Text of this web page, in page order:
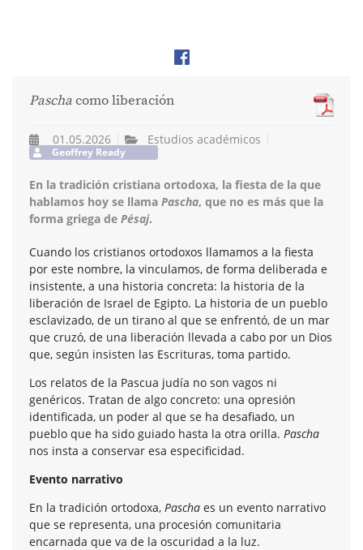
Paschacomo liberación
01.05.2026 Estudios académicos
Geoffrey Ready
En la tradición cristiana ortodoxa, la fiesta de la que
hablamos hoy se llama Pascha, que no es más que la
forma griega de Pésaj.
Cuando los cristianos ortodoxos llamamos a la fiesta
por este nombre, la vinculamos, de forma deliberada e
insistente, a una historia concreta: la historia de la
liberación de Israel de Egipto. La historia de un pueblo
esclavizado, de un tirano al que se enfrentó, de un mar
que cruzó, de una liberación llevada a cabo por un Dios
que, según insisten las Escrituras, toma partido.
Los relatos de la Pascua judía no son vagos ni
genéricos. Tratan de algo concreto: una opresión
identificada, un poder al que se ha desafiado, un
pueblo que ha sido guiado hasta la otra orilla. Pascha
nos insta a conservar esa especificidad.
Evento narrativo
En la tradición ortodoxa, Pascha es un evento narrativo
que se representa, una procesión comunitaria
encarnada que va de la oscuridad a la luz.